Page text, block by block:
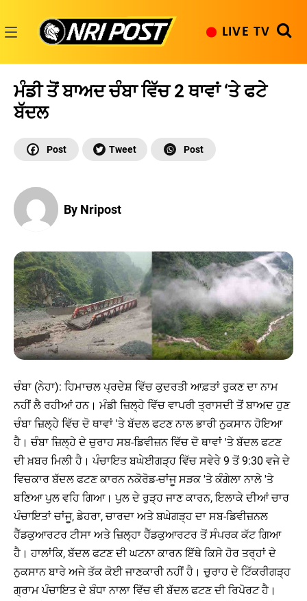
content
LIVE TV
ਮੰਡੀ ਤੋਂ ਬਾਅਦ ਚੰਬਾ ਵਿੱਚ 2 ਥਾਵਾਂ ‘ਤੇ ਫਟੇ
ਬੱਦਲ
By Nripost
ਚੰਬਾ (ਨੇਹਾ): ਹਿਮਾਚਲ ਪ੍ਰਦੇਸ਼ ਵਿੱਚ ਕੁਦਰਤੀ ਆਫ਼ਤਾਂ ਰੁਕਣ ਦਾ ਨਾਮ
ਨਹੀਂ ਲੈ ਰਹੀਆਂ ਹਨ। ਮੰਡੀ ਜ਼ਿਲ੍ਹੇ ਵਿੱਚ ਵਾਪਰੀ ਤ੍ਰਾਸਦੀ ਤੋਂ ਬਾਅਦ ਹੁਣ
ਚੰਬਾ ਜ਼ਿਲ੍ਹੇ ਵਿੱਚ ਦੋ ਥਾਵਾਂ 'ਤੇ ਬੱਦਲ ਫਟਣ ਨਾਲ ਭਾਰੀ ਨੁਕਸਾਨ ਹੋਇਆ
ਹੈ। ਚੰਬਾ ਜ਼ਿਲ੍ਹੇ ਦੇ ਚੁਰਾਹ ਸਬ-ਡਿਵੀਜ਼ਨ ਵਿੱਚ ਦੋ ਥਾਵਾਂ 'ਤੇ ਬੱਦਲ ਫਟਣ
ਦੀ ਖ਼ਬਰ ਮਿਲੀ ਹੈ। ਪੰਚਾਇਤ ਬਘੇਈਗੜ੍ਹ ਵਿੱਚ ਸਵੇਰੇ 9 ਤੋਂ 9:30 ਵਜੇ ਦੇ
ਵਿਚਕਾਰ ਬੱਦਲ ਫਟਣ ਕਾਰਨ ਨਕੋਰੋਡ-ਚਾਂਜੂ ਸੜਕ 'ਤੇ ਕੰਗੇਲਾ ਨਾਲੇ 'ਤੇ
ਬਣਿਆ ਪੁਲ ਵਹਿ ਗਿਆ। ਪੁਲ ਦੇ ਰੁੜ੍ਹ ਜਾਣ ਕਾਰਨ, ਇਲਾਕੇ ਦੀਆਂ ਚਾਰ
ਪੰਚਾਇਤਾਂ ਚਾਂਜੂ, ਡੇਹਰਾ, ਚਾਰਦਾ ਅਤੇ ਬਘੇਗੜ੍ਹ ਦਾ ਸਬ-ਡਿਵੀਜ਼ਨਲ
ਹੈੱਡਕੁਆਰਟਰ ਟੀਸਾ ਅਤੇ ਜ਼ਿਲ੍ਹਾ ਹੈੱਡਕੁਆਰਟਰ ਤੋਂ ਸੰਪਰਕ ਕੱਟ ਗਿਆ
ਹੈ। ਹਾਲਾਂਕਿ, ਬੱਦਲ ਫਟਣ ਦੀ ਘਟਨਾ ਕਾਰਨ ਇੱਥੇ ਕਿਸੇ ਹੋਰ ਤਰ੍ਹਾਂ ਦੇ
ਨੁਕਸਾਨ ਬਾਰੇ ਅਜੇ ਤੱਕ ਕੋਈ ਜਾਣਕਾਰੀ ਨਹੀਂ ਹੈ। ਚੁਰਾਹ ਦੇ ਟਿੱਕਰੀਗੜ੍ਹ
ਗ੍ਰਾਮ ਪੰਚਾਇਤ ਦੇ ਬੰਧਾ ਨਾਲਾ ਵਿੱਚ ਵੀ ਬੱਦਲ ਫਟਣ ਦੀ ਰਿਪੋਰਟ ਹੈ।